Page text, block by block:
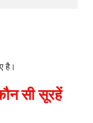
है।
सी सूरहें